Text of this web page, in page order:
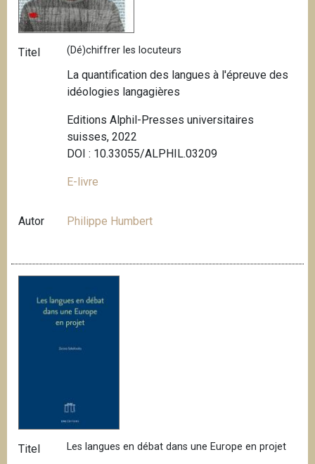
Titel (Dé)chiffrer les locuteurs
La quantification des langues à l'épreuve des
idéologies langagières
Editions Alphil-Presses universitaires
suisses, 2022
DOI : 10.33055/ALPHIL.03209
E-livre
Autor Philippe Humbert
Titel Les langues en débat dans une Europe en projet